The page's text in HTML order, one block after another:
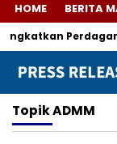
HOME BERITA
TopikADMM